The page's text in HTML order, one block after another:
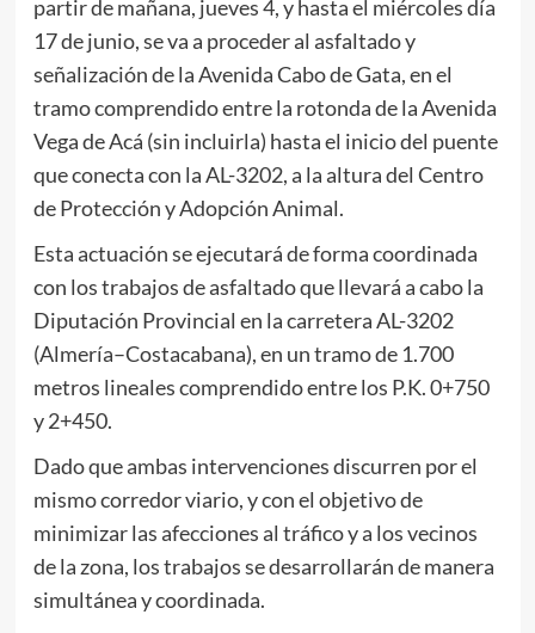
partir de mañana, jueves 4, y hasta el miércoles día
17 de junio, se va a proceder al asfaltado y
señalización de la Avenida Cabo de Gata, en el
tramo comprendido entre la rotonda de la Avenida
Vega de Acá (sin incluirla) hasta el inicio del puente
que conecta con la AL-3202, a la altura del Centro
de Protección y Adopción Animal.
Esta actuación se ejecutará de forma coordinada
con los trabajos de asfaltado que llevará a cabo la
Diputación Provincial en la carretera AL-3202
(Almería–Costacabana), en un tramo de 1.700
metros lineales comprendido entre los P.K. 0+750
y 2+450.
Dado que ambas intervenciones discurren por el
mismo corredor viario, y con el objetivo de
minimizar las afecciones al tráfico y a los vecinos
de la zona, los trabajos se desarrollarán de manera
simultánea y coordinada.